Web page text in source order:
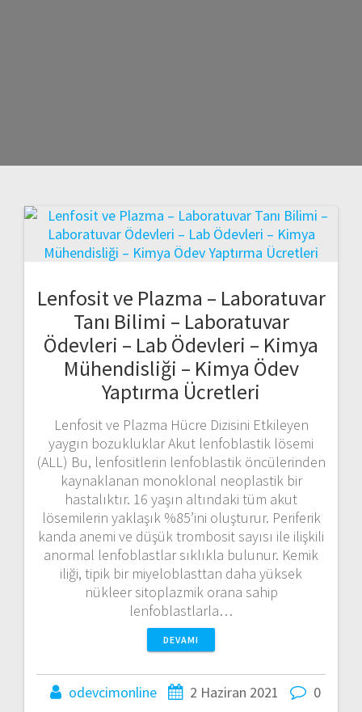
Lenfosit ve Plazma – Laboratuvar
Tanı Bilimi – Laboratuvar
Ödevleri – Lab Ödevleri – Kimya
Mühendisliği – Kimya Ödev
Yaptırma Ücretleri
Lenfosit ve Plazma Hücre Dizisini Etkileyen
yaygın bozukluklar Akut lenfoblastik lösemi
(ALL) Bu, lenfositlerin lenfoblastik öncülerinden
kaynaklanan monoklonal neoplastik bir
hastalıktır. 16 yaşın altındaki tüm akut
lösemilerin yaklaşık %85’ini oluşturur. Periferik
kanda anemi ve düşük trombosit sayısı ile ilişkili
anormal lenfoblastlar sıklıkla bulunur. Kemik
iliği, tipik bir miyeloblasttan daha yüksek
nükleer sitoplazmik orana sahip
lenfoblastlarla…
DEVAMI
odevcimonline 2 Haziran 2021 0